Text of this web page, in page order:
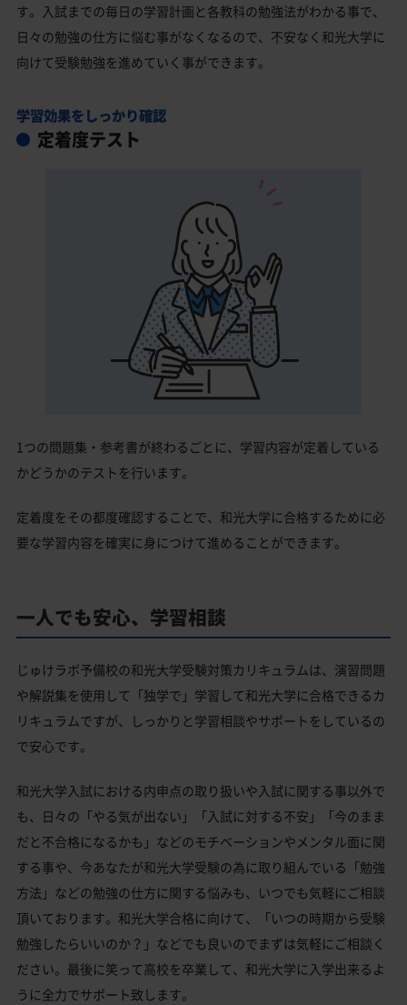
す。入試までの毎日の学習計画と各教科の勉強法がわかる事で、
日々の勉強の仕方に悩む事がなくなるので、不安なく和光大学に
向けて受験勉強を進めていく事ができます。
学習効果をしっかり確認
定着度テスト
1つの問題集・参考書が終わるごとに、学習内容が定着している
かどうかのテストを行います。
定着度をその都度確認することで、和光大学に合格するために必
要な学習内容を確実に身につけて進めることができます。
一人でも安心、学習相談
じゅけラボ予備校の和光大学受験対策カリキュラムは、演習問題
や解説集を使用して「独学で」学習して和光大学に合格できるカ
リキュラムですが、しっかりと学習相談やサポートをしているの
で安心です。
和光大学入試における内申点の取り扱いや入試に関する事以外で
も、日々の「やる気が出ない」「入試に対する不安」「今のまま
だと不合格になるかも」などのモチベーションやメンタル面に関
する事や、今あなたが和光大学受験の為に取り組んでいる「勉強
方法」などの勉強の仕方に関する悩みも、いつでも気軽にご相談
頂いております。和光大学合格に向けて、「いつの時期から受験
勉強したらいいのか？」などでも良いのでまずは気軽にご相談く
ださい。最後に笑って高校を卒業して、和光大学に入学出来るよ
うに全力でサポート致します。